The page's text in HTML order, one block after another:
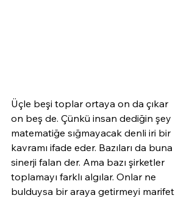
Üçle beşi toplar ortaya on da çıkar
on beş de. Çünkü insan dediğin şey
matematiğe sığmayacak denli iri bir
kavramı ifade eder. Bazıları da buna
sinerji falan der. Ama bazı şirketler
toplamayı farklı algılar. Onlar ne
bulduysa bir araya getirmeyi marifet